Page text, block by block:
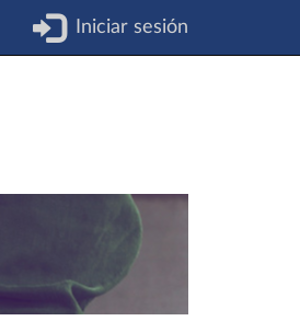
Iniciar sesión